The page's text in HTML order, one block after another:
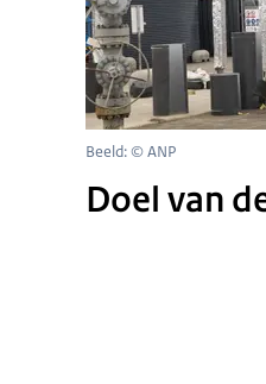
Beeld: © ANP
Doel van